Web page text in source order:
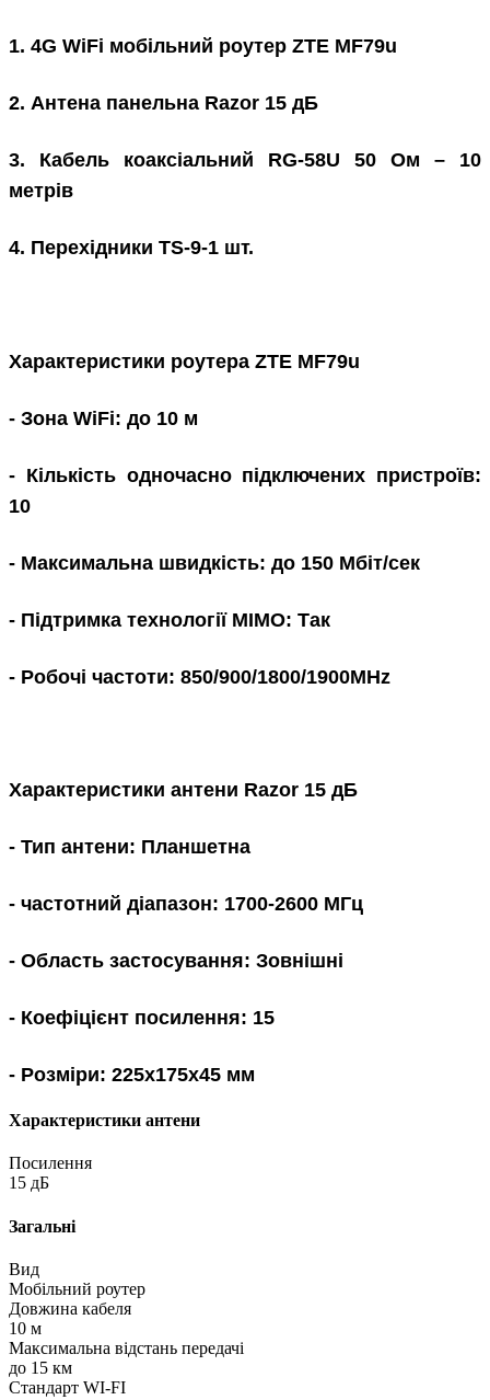
1. 4G WiFi мобільний роутер ZTE MF79u
2. Антена панельна Razor 15 дБ
3. Кабель коаксіальний RG-58U 50 Ом – 10
метрів
4. Перехідники TS-9-1 шт.
Характеристики роутера ZTE MF79u
- Зона WiFi: до 10 м
- Кількість одночасно підключених пристроїв:
10
- Максимальна швидкість: до 150 Мбіт/сек
- Підтримка технології MIMO: Так
- Робочі частоти: 850/900/1800/1900MHz
Характеристики антени Razor 15 дБ
- Тип антени: Планшетна
- частотний діапазон: 1700-2600 МГц
- Область застосування: Зовнішні
- Коефіцієнт посилення: 15
- Розміри: 225x175х45 мм
Характеристики антени
Посилення
15 дБ
Загальні
Вид
Мобільний роутер
Довжина кабеля
10 м
Максимальна відстань передачі
до 15 км
Стандарт WI-FI